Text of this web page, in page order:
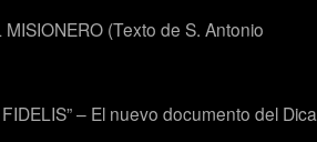
MISIONERO (Texto de S. Antonio
FIDELIS” – El nuevo documento del